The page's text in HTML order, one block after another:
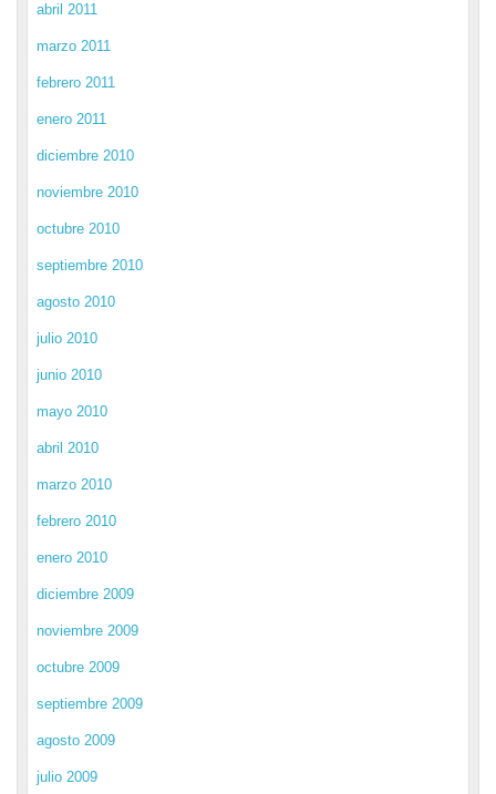
abril 2011
marzo 2011
febrero 2011
enero 2011
diciembre 2010
noviembre 2010
octubre 2010
septiembre 2010
agosto 2010
julio 2010
junio 2010
mayo 2010
abril 2010
marzo 2010
febrero 2010
enero 2010
diciembre 2009
noviembre 2009
octubre 2009
septiembre 2009
agosto 2009
julio 2009